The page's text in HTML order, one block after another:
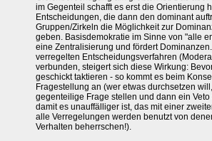
im Gegenteil schafft es erst die Orientierung
Entscheidungen, die dann den dominant
Gruppen/Zirkeln die Möglichkeit zur
geben. Basisdemokratie im Sinne von "alle
eine Zentralisierung und fördert
verregelten Entscheidungsverfahren
verbunden, steigert sich diese Wirkung:
geschickt taktieren - so kommt es beim
Fragestellung an (wer etwas durchsetzen
gegenteilige Frage stellen und dann ein
damit es unauffälliger ist, das mit einer
alle Verregelungen werden benutzt von
Verhalten beherrschen!).